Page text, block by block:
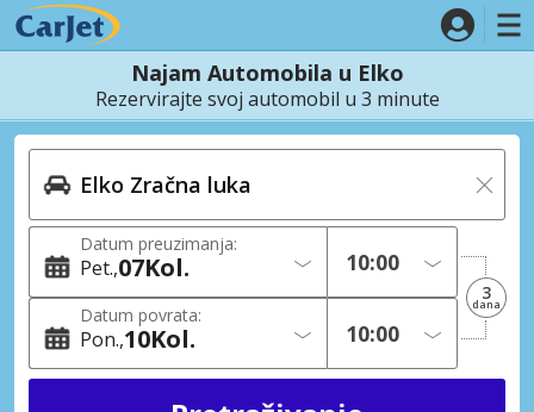
Najam Automobila u Elko
Rezervirajte svoj automobil u 3 minute
Datum preuzimanja:
Pet. 07Kol.
Datum povrata:
Pon. 10Kol.
3
dana